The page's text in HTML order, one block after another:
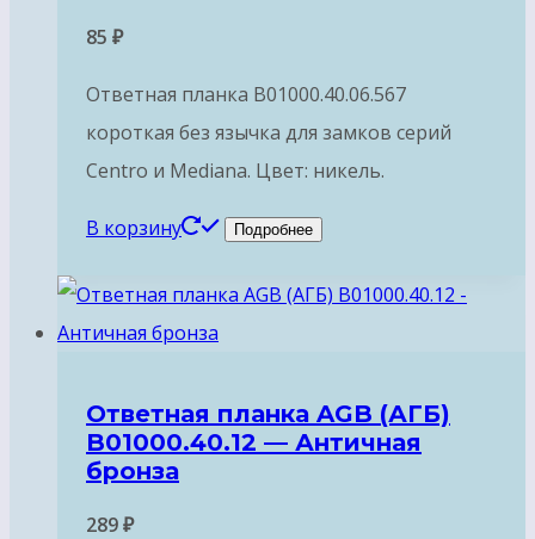
85 ₽
Ответная планка B01000.40.06.567
короткая без язычка для замков серий
Centro и Mediana. Цвет: никель.
В корзину Подробнее
Ответная планка AGB (АГБ)
B01000.40.12 — Античная
бронза
289₽